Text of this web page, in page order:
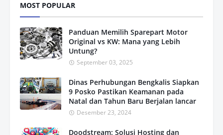
MOST POPULAR
Panduan Memilih Sparepart Motor
Original vs KW: Mana yang Lebih
Untung?
September 03, 2025
Dinas Perhubungan Bengkalis Siapkan
9 Posko Pastikan Keamanan pada
Natal dan Tahun Baru Berjalan lancar
Desember 23, 2024
Doodstream: Solusi Hosting dan